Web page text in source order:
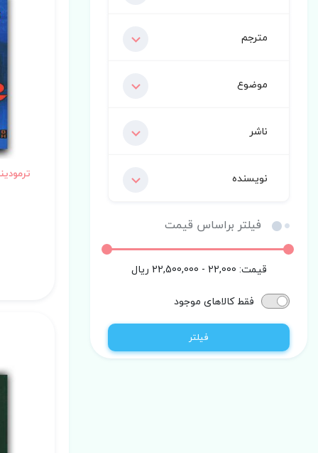
مترجم
موضوع
ناشر
نویسنده
فیلتر براساس قیمت
قیمت: 22,000 - 22,500,000
ریال
فقط کالاهای موجود
فیلتر